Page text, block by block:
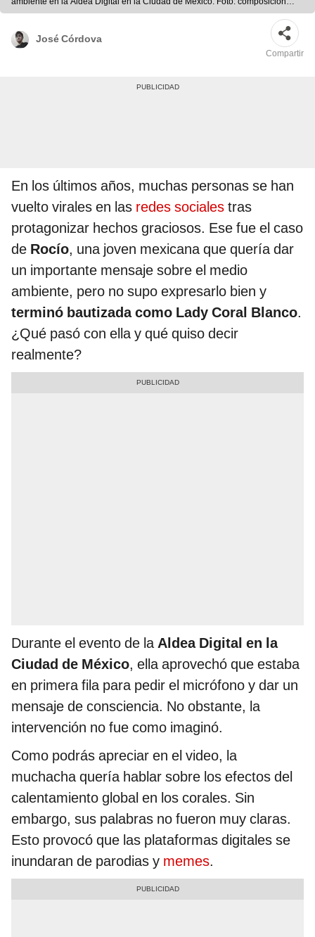
LR/MiMorelia
José Córdova
Compartir
En los últimos años, muchas personas se han
vuelto virales en las redes sociales tras
protagonizar hechos graciosos. Ese fue el caso
de Rocío, una joven mexicana que quería dar
un importante mensaje sobre el medio
ambiente, pero no supo expresarlo bien y
terminó bautizada como Lady Coral Blanco.
¿Qué pasó con ella y qué quiso decir
realmente?
Durante el evento de laAldea Digital en la
Ciudad de México, ella aprovechó que estaba
en primera fila para pedir el micrófono y dar un
mensaje de consciencia. No obstante, la
intervención no fue como imaginó.
Como podrás apreciar en el video, la
muchacha quería hablar sobre los efectos del
calentamiento global en los corales. Sin
embargo, sus palabras no fueron muy claras.
Esto provocó que las plataformas digitales se
inundaran de parodias y memes.